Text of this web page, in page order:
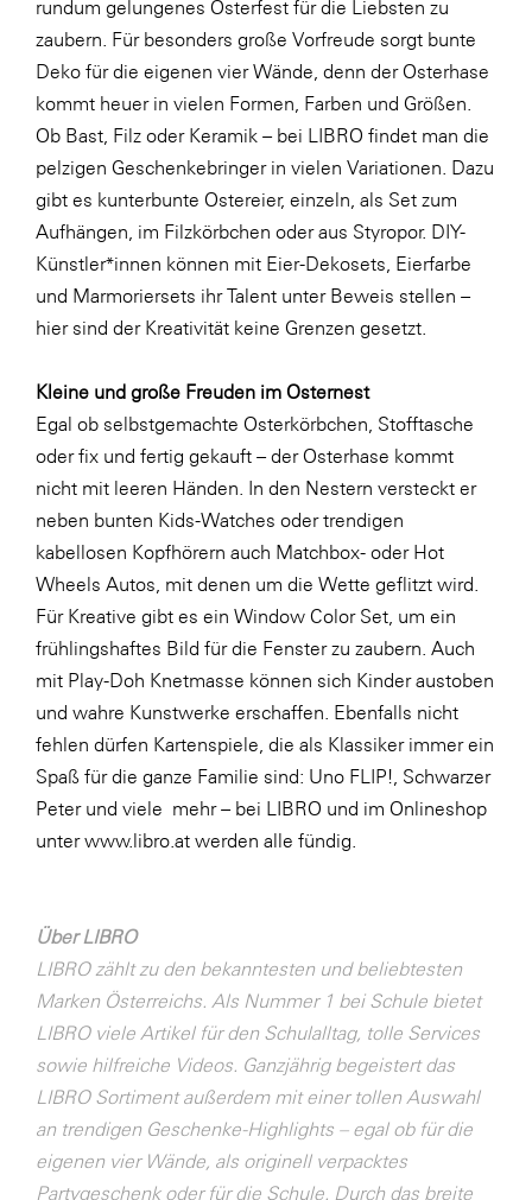
Johnson & Johnson
JELD-WEN DANA
kosaplaner
LAT Nitrogen
Libro
Lidl Österreich
Die Menü-Manufaktur
MTH Retail Group
OptimaMed
PAGRO
PHH Rechtsanwält:innen
Primark
Salesforce
sebamed
SeneCura
SERVICE&MORE
SKINUANCE®
Somfy
Sony DADC
Trend Micro
TAG GmbH
VALETTA
Verband Druck Medien Österreich
Wirtschaftskammer Salzburg
WKS Fachgruppe Fahrzeughandel und
rundum gelungenes Osterfest für die Liebsten zu
zaubern. Für besonders große Vorfreude sorgt bunte
Deko für die eigenen vier Wände, denn der Osterhase
kommt heuer in vielen Formen, Farben und Größen.
Ob Bast, Filz oder Keramik – bei LIBRO findet man die
pelzigen Geschenkebringer in vielen Variationen. Dazu
gibt es kunterbunte Ostereier, einzeln, als Set zum
Aufhängen, im Filzkörbchen oder aus Styropor. DIY-
Künstler*innen können mit Eier-Dekosets, Eierfarbe
und Marmoriersets ihr Talent unter Beweis stellen –
hier sind der Kreativität keine Grenzen gesetzt.
Kleine und große Freuden im Osternest
Egal ob selbstgemachte Osterkörbchen, Stofftasche
oder fix und fertig gekauft – der Osterhase kommt
nicht mit leeren Händen. In den Nestern versteckt er
neben bunten Kids-Watches oder trendigen
kabellosen Kopfhörern auch Matchbox- oder Hot
Wheels Autos, mit denen um die Wette geflitzt wird.
Für Kreative gibt es ein Window Color Set, um ein
frühlingshaftes Bild für die Fenster zu zaubern. Auch
mit Play-Doh Knetmasse können sich Kinder austoben
und wahre Kunstwerke erschaffen. Ebenfalls nicht
fehlen dürfen Kartenspiele, die als Klassiker immer ein
Spaß für die ganze Familie sind: Uno FLIP!, Schwarzer
Peter und viele mehr – bei LIBRO und im Onlineshop
unterwww.libro.at werden alle fündig.
Über LIBRO
LIBRO zählt zu den bekanntesten und beliebtesten
Marken Österreichs. Als Nummer 1 bei Schule bietet
LIBRO viele Artikel für den Schulalltag, tolle Services
sowie hilfreiche Videos. Ganzjährig begeistert das
LIBRO Sortiment außerdem mit einer tollen Auswahl
an trendigen Geschenke-Highlights – egal ob für die
eigenen vier Wände, als originell verpacktes
Partygeschenk oder für die Schule. Durch das breite